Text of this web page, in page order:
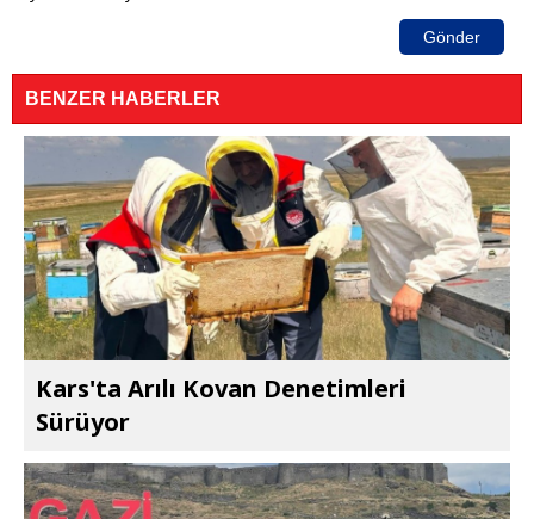
Gönder
BENZER HABERLER
Kars'ta Arılı Kovan Denetimleri
Sürüyor